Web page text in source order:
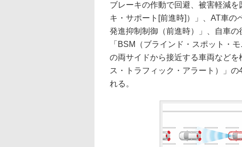
ブレーキの作動で回避、被害軽減
キ・サポート[前進時]）」、AT車の
発進抑制制御（前進時）」、自車
「BSM（ブラインド・スポット・
の両サイドから接近する車両など
ス・トラフィック・アラート）」
れる。